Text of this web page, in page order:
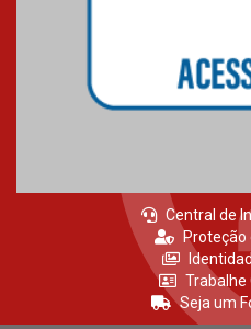
Central de
Proteção
Trabalhe
Seja um